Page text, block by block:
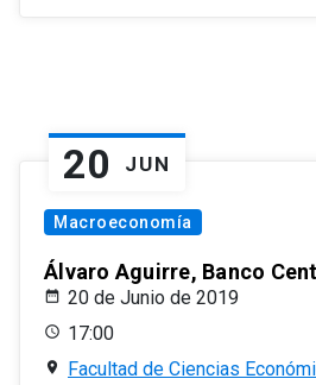
20 JUN
Macroeconomía
Álvaro Aguirre, Banco
20 de Junio de 2019
17:00
Facultad de Ciencias